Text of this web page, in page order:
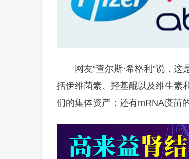
网友“查尔斯·希格利”说，
括伊维菌素、羟基醌以及维生素
们的集体资产；还有mRNA疫苗